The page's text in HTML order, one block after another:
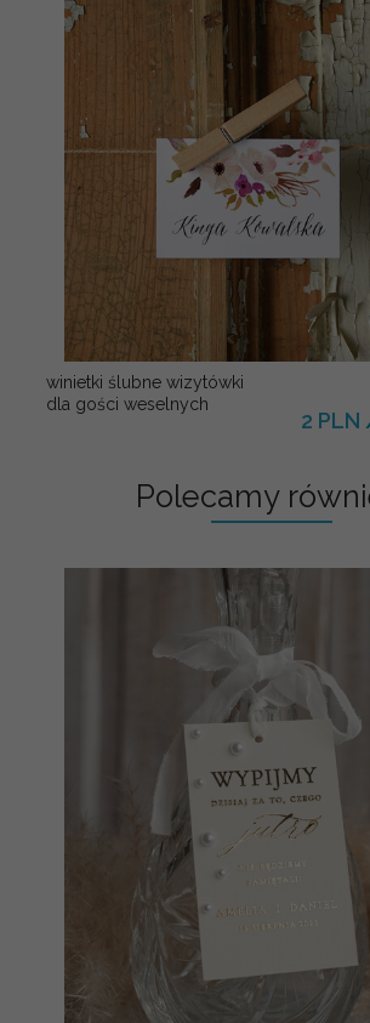
winietki ślubne wizytówki
dla gości weselnych
2 PLN
Polecamy